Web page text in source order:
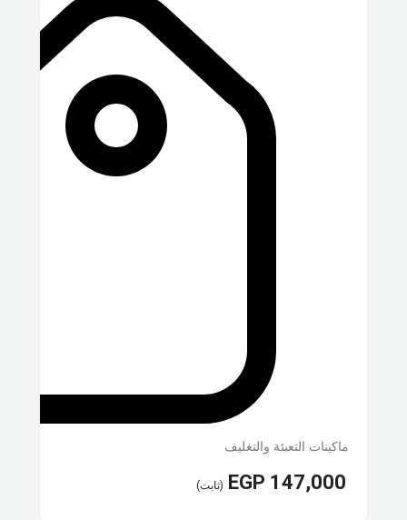
ماكينات التعبئة والتغليف
EGP 147,000 (ثابت)